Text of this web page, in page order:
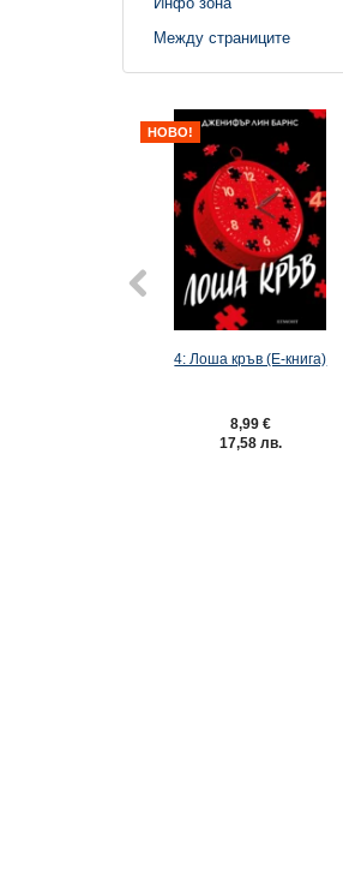
Между страниците
НОВО!
4: Лоша кръв (Е-книга)
8,99 €
17,58 лв.